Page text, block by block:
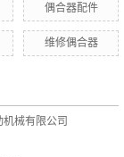
偶合器配件
维修偶合器
械有限公司